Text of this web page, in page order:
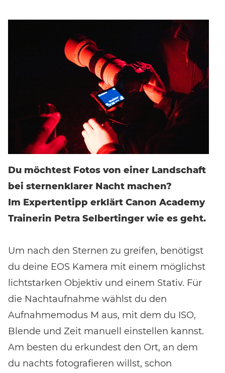
Event-Code hier eingeben
EVENT FINDEN
Noch keinen Event-Code? Jetztfür einen Workshop
entscheiden
und Zugang zu exklusiven Inhalten und
Bewertungen erhalten.
Du möchtest Fotos von einer Landschaft
bei sternenklarer Nacht machen?
Im Expertentipp erklärt Canon Academy
Trainerin Petra Selbertinger wie es geht.
Um nach den Sternen zu greifen, benötigst
du deine EOS Kamera mit einem möglichst
lichtstarken Objektiv und einem Stativ. Für
die Nachtaufnahme wählst du den
Aufnahmemodus M aus, mit dem du ISO,
Blende und Zeit manuell einstellen kannst.
Am besten du erkundest den Ort, an dem
du nachts fotografieren willst, schon